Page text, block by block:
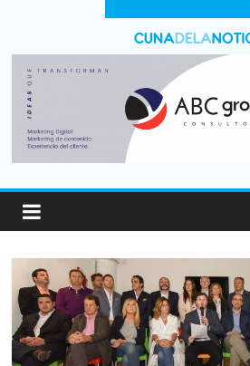
turístico: 4,6 millones de personas